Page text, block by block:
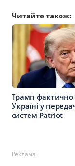
Читайте також:
Трамп фактично
Україні у
систем Patriot
Реклама